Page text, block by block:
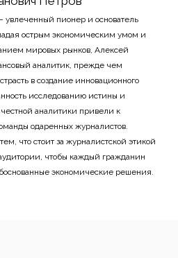
увлеченный пионер и основатель
острым экономическим умом и
мировых рынков, Алексей
аналитик, прежде чем
в создание инновационного
исследованию истины и
аналитики привели к
одаренных журналистов.
что стоит за журналистской этикой
чтобы каждый гражданин
экономические решения.